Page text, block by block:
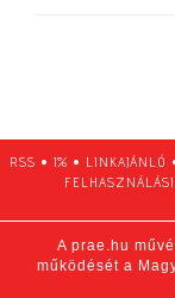
RSS • 1% • LINKAJÁNLÓ
A prae.hu
működését a